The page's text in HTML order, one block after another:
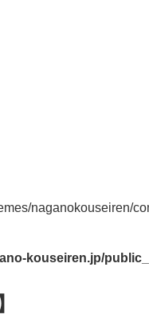
naganokouseiren/
kouseiren.jp/